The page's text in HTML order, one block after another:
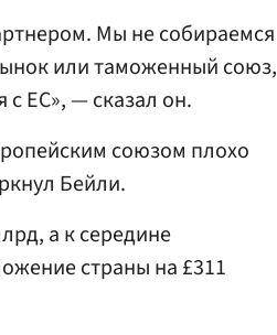
Мы не собираемся
или таможенный союз,
ЕС», — сказал он.
союзом плохо
Бейли.
а к середине
страны на £311